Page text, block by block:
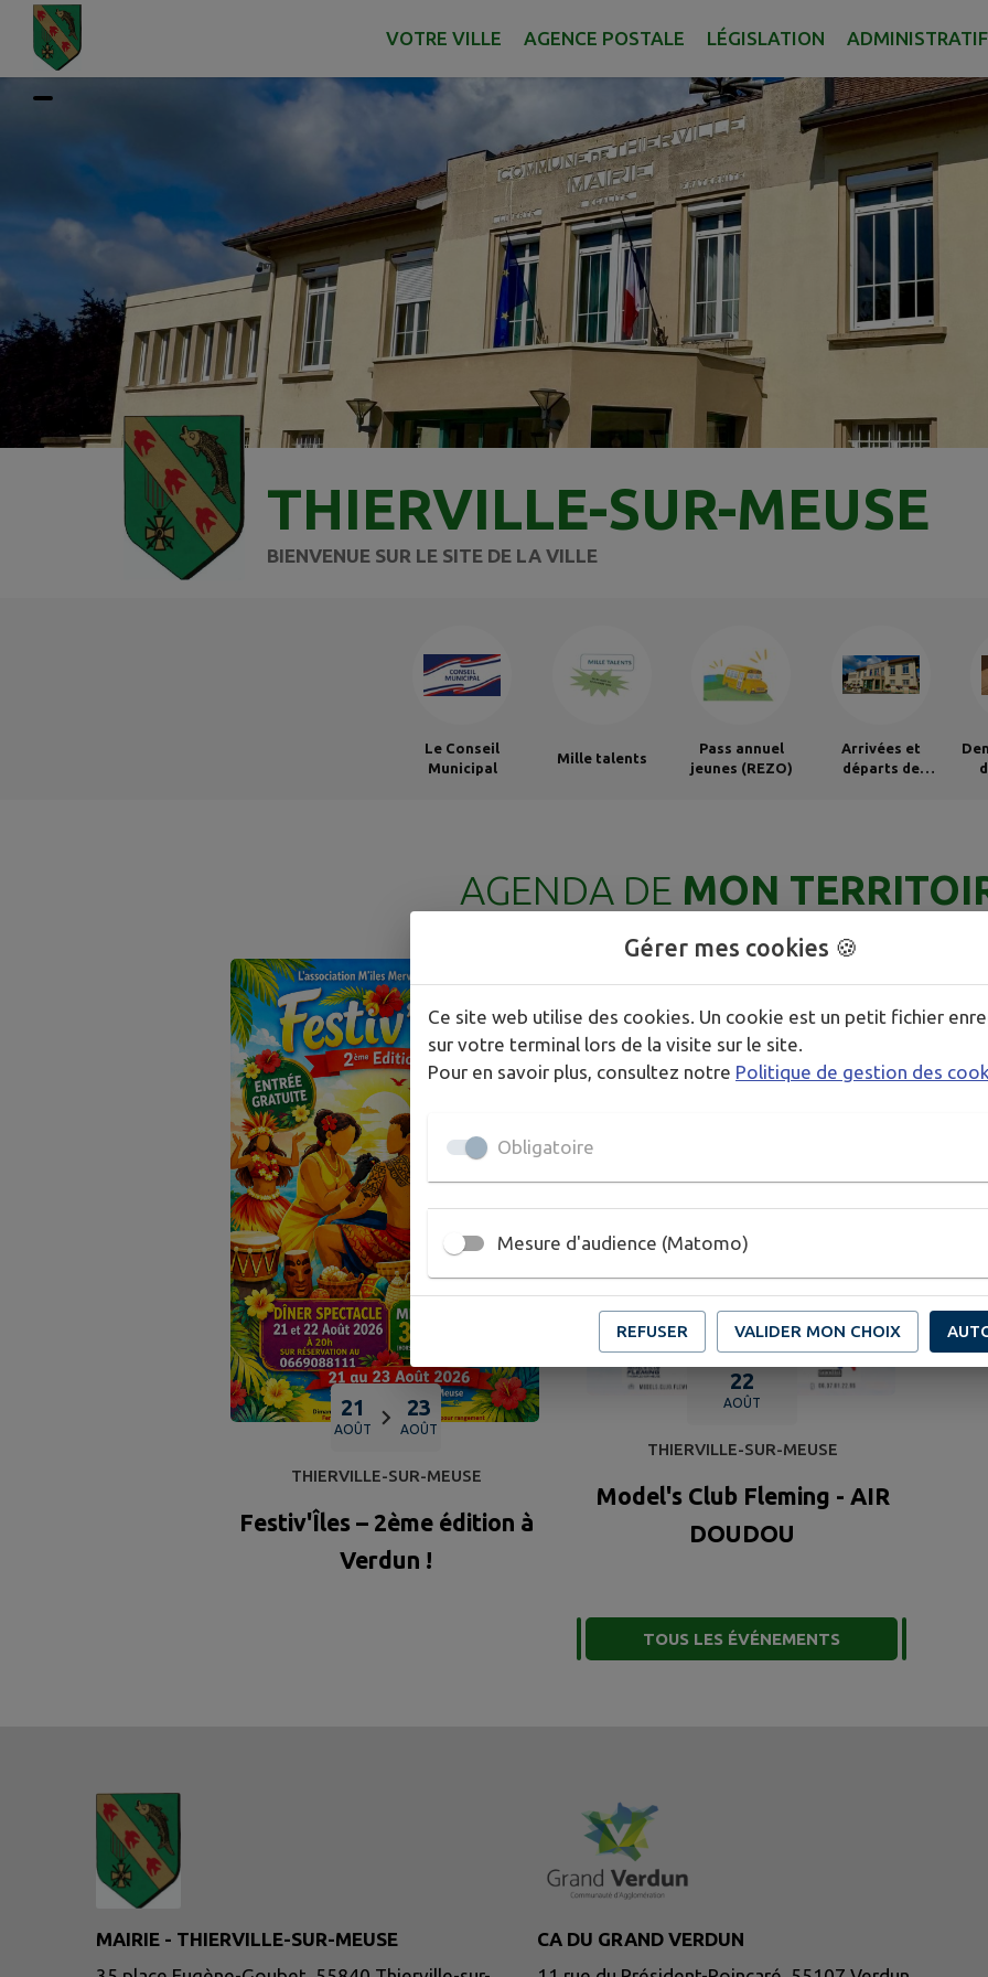
Contenu Pied de pageVOTRE VILLE AGENCE POSTALE LÉGISLATION ADMINISTRATIF
THIERVILLE-SUR-MEUSE
BIENVENUE SUR LE SITE DE LA VILLE
Le Conseil
Municipal
Mille talents
Pass annuel
jeunes (REZO)
Arrivées et
départs de
AGENDA DE MON
21
AOÛT
23
AOÛT
THIERVILLE-SUR-MEUSE
Festiv'Îles – 2ème édition à
Verdun !
22
AOÛT
THIERVILLE-SUR-MEUSE
Model's Club Fleming - AIR
DOUDOU
TOUS LES ÉVÉNEMENTS
MAIRIE - THIERVILLE-SUR-MEUSE
CA DU GRAND VERDUN
Gérer mes cookies 🍪
Ce site web utilise des cookies. Un cookie est un petit fichier
sur votre terminal lors de la visite sur le site.
Pour en savoir plus, consultez notre Politique de gestion des
Obligatoire
Mesure d'audience (Matomo)
REFUSER VALIDER MON CHOIX